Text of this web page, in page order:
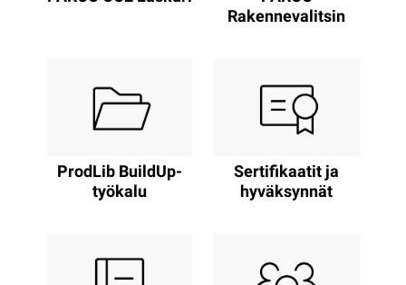
Rakennevalitsin
ProdLib BuildUp-
työkalu
Sertifikaatit ja
hyväksynnät